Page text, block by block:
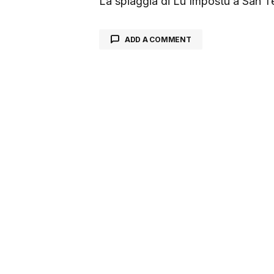
ADD A COMMENT